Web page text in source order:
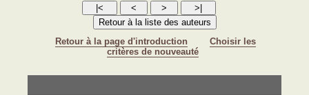
Retour à la page d'introduction
Choisir les
critères de nouveauté